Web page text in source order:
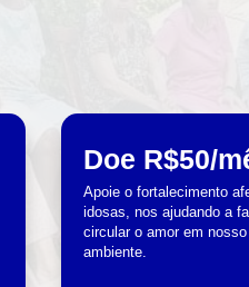
Doe R$50/
Apoie o fortalecimento
idosas, nos ajudando a
circular o amor em nosso
ambiente.